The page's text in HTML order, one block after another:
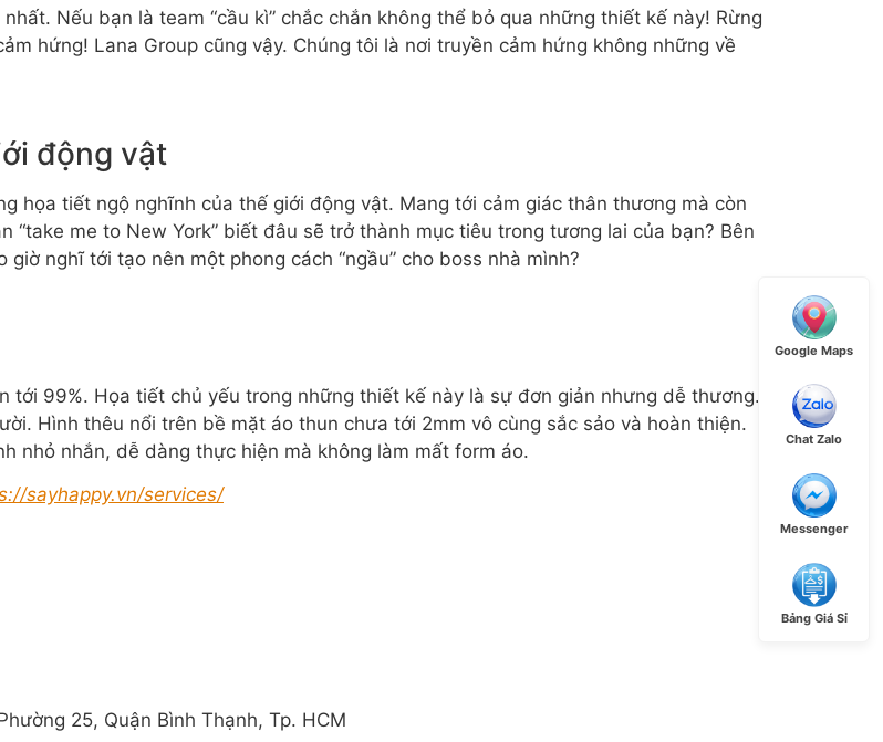
Google Maps
Chat Zalo
Messenger
Bảng Giá Sỉ
Nếu bạn là team “cầu kì” chắc chắn không thể bỏ qua những thiết kế này! Rừng
hứng! Lana Group cũng vậy. Chúng tôi là nơi truyền cảm hứng không những về
động vật
họa tiết ngộ nghĩnh của thế giới động vật. Mang tới cảm giác thân thương mà còn
“take me to New York” biết đâu sẽ trở thành mục tiêu trong tương lai của bạn? Bên
nghĩ tới tạo nên một phong cách “ngầu” cho boss nhà mình?
tới 99%. Họa tiết chủ yếu trong những thiết kế này là sự đơn giản nhưng dễ thương.
Hình thêu nổi trên bề mặt áo thun chưa tới 2mm vô cùng sắc sảo và hoàn thiện.
nhỏ nhắn, dễ dàng thực hiện mà không làm mất form áo.
sayhappy.vn/services/
25, Quận Bình Thạnh, Tp. HCM